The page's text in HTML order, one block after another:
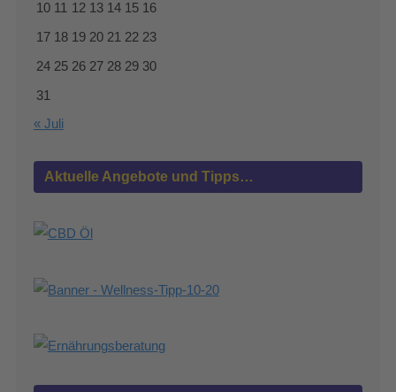
10 11 12 13 14 15 16
17 18 19 20 21 22 23
24 25 26 27 28 29 30
31
« Juli
Aktuelle Angebote und Tipps…